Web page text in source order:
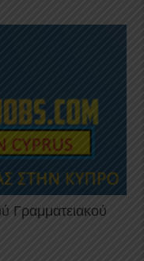
Γραμματειακού